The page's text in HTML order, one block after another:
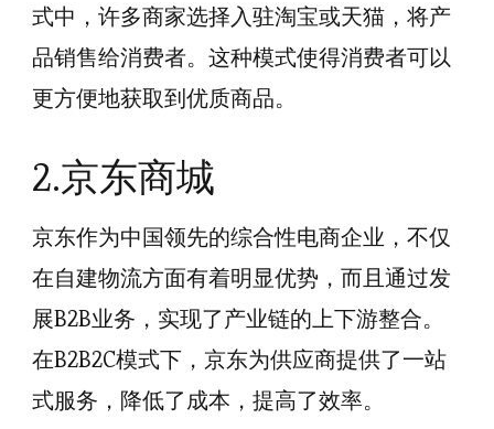
式中，许多商家选择入驻淘宝或天猫，将产
品销售给消费者。这种模式使得消费者可以
更方便地获取到优质商品。
2.京东商城
京东作为中国领先的综合性电商企业，不仅
在自建物流方面有着明显优势，而且通过发
展B2B业务，实现了产业链的上下游整合。
在B2B2C模式下，京东为供应商提供了一站
式服务，降低了成本，提高了效率。